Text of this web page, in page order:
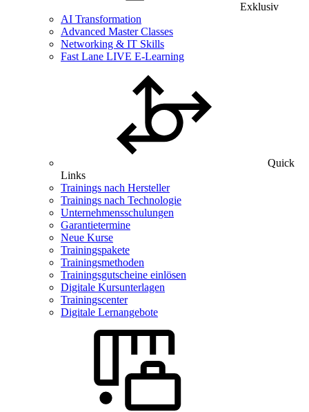
Exklusiv
AI Transformation
Advanced Master Classes
Networking & IT Skills
Fast Lane LIVE E-Learning
Quick
Links
Trainings nach Hersteller
Trainings nach Technologie
Unternehmensschulungen
Garantietermine
Neue Kurse
Trainingspakete
Trainingsmethoden
Trainingsgutscheine einlösen
Digitale Kursunterlagen
Trainingscenter
Digitale Lernangebote